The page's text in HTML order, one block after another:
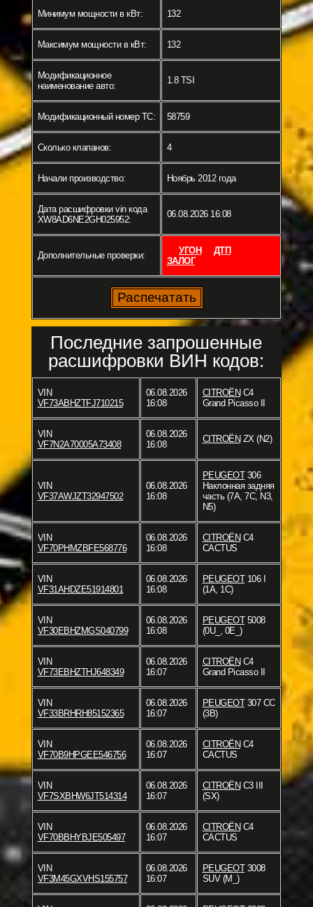
Минимум мощности в кВт: 132
Максимум мощности в кВт: 132
Модификационное
наименование авто:
1.8 TSI
Модификационный номер ТС: 58759
Сколько клапанов: 4
Начали производство: Ноябрь 2012 года
Дата расшифровки vin кода
XW8AD6NE2GH025952:
06.08.2026 16:08
Дополнительные проверки: УГОН
ДТП
ЗАЛОГ
Последние запрошенные
расшифровки ВИН кодов:
VIN
VF73ABHZTFJ710215
06.08.2026
16:08
CITROËN C4
Grand Picasso II
VIN
VF7N2A70005A73408
06.08.2026
16:08
CITROËN ZX (N2)
VIN
VF37AWJZT32947502
06.08.2026
16:08
PEUGEOT306
Наклонная задняя
часть (7A, 7C, N3,
N5)
VIN
VF70PHMZBFE568776
06.08.2026
16:08
CITROËN C4
CACTUS
VIN
VF31AHDZE51914801
06.08.2026
16:08
PEUGEOT106 I
(1A, 1C)
VIN
VF30EBHZMGS040799
06.08.2026
16:08
PEUGEOT5008
(0U_, 0E_)
VIN
VF73EBHZTHJ648349
06.08.2026
16:07
CITROËN C4
Grand Picasso II
VIN
VF33BRHRH85152365
06.08.2026
16:07
PEUGEOT307 CC
(3B)
VIN
VF70B9HPGEE546756
06.08.2026
16:07
CITROËN C4
CACTUS
VIN
VF7SXBHW6JT514314
06.08.2026
16:07
CITROËN C3 III
(SX)
VIN
VF70BBHYBJE505497
06.08.2026
16:07
CITROËN C4
CACTUS
VIN
VF3M45GXVHS155757
06.08.2026
16:07
PEUGEOT3008
SUV (M_)